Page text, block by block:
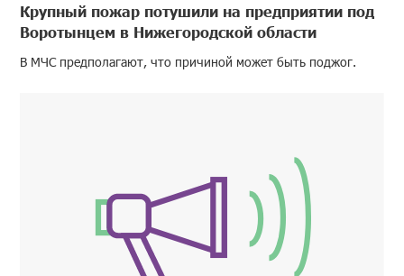
Крупный пожар потушили на предприятии под
Воротынцем в Нижегородской области
В МЧС предполагают, что причиной может быть поджог.